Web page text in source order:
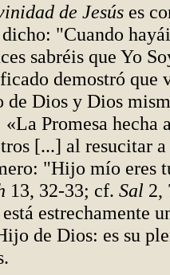
de Jesús es
"Cuando
sabréis que Yo
demostró que
Dios y Dios
Promesa hecha
[...] al resucitar a
"Hijo mío eres
13, 32-33; cf. Sal 2,
estrechamente
de Dios: es su